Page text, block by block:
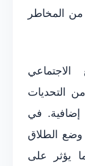
من المخاطر
التحديات
إضافية. في
وضع الطلاق
يؤثر على